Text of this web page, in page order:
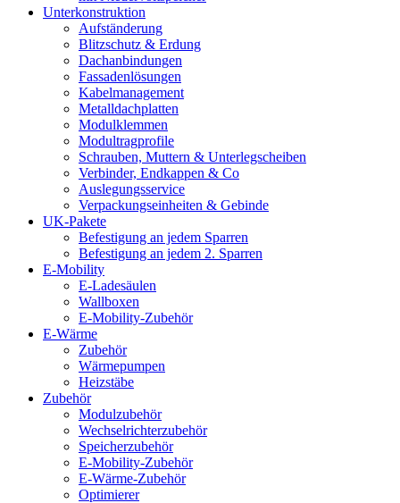
Unterkonstruktion
Aufständerung
Blitzschutz & Erdung
Dachanbindungen
Fassadenlösungen
Kabelmanagement
Metalldachplatten
Modulklemmen
Modultragprofile
Schrauben, Muttern & Unterlegscheiben
Verbinder, Endkappen & Co
Auslegungsservice
Verpackungseinheiten & Gebinde
UK-Pakete
Befestigung an jedem Sparren
Befestigung an jedem 2. Sparren
E-Mobility
E-Ladesäulen
Wallboxen
E-Mobility-Zubehör
E-Wärme
Zubehör
Wärmepumpen
Heizstäbe
Zubehör
Modulzubehör
Wechselrichterzubehör
Speicherzubehör
E-Mobility-Zubehör
E-Wärme-Zubehör
Optimierer